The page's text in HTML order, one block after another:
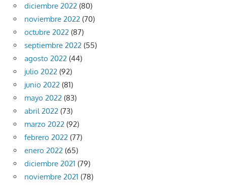
diciembre 2022 (80)
noviembre 2022 (70)
octubre 2022 (87)
septiembre 2022 (55)
agosto 2022 (44)
julio 2022 (92)
junio 2022 (81)
mayo 2022 (83)
abril 2022 (73)
marzo 2022 (92)
febrero 2022 (77)
enero 2022 (65)
diciembre 2021 (79)
noviembre 2021 (78)